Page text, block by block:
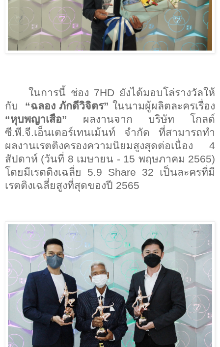
ในการนี้ ช่อง 7HD ยังได้มอบโล่รางวัลให้
กับ
“ฉลอง ภักดีวิจิตร” ในนามผู้ผลิตละครเรื่อง
“หุบพญาเสือ” ผลงานจาก บริษัท โกลด์
ซี.พี.จี.เอ็นเตอร์เทนเม้นท์ จำกัด
ที่สามารถทำ
ผลงานเรตติงครองความนิยมสูงสุดต่อเนื่อง 4
สัปดาห์ (วันที่ 8 เมษายน - 15 พฤษภาคม 2565)
โดยมีเรตติงเฉลี่ย 5.9 Share 32 เป็นละครที่มี
เรตติงเฉลี่ยสูงที่สุดของปี 2565